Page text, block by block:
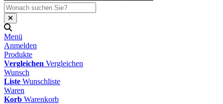
Menü
Anmelden
Produkte
Vergleichen Vergleichen
Wunsch
Liste Wunschliste
Waren
Korb Warenkorb